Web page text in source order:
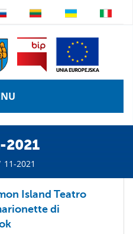
2021
11-2021
Island Teatro
di